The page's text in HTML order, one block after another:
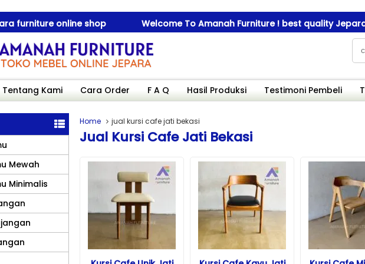
online shop Welcome To Amanah Furniture ! best quality Jepara
online shop Welcome To Amanah Furniture ! best quality Jepara
Tentang Kami Cara Order F A Q Hasil Produksi Testimoni Pembeli
Home jual kursi cafe jati bekasi
Jual Kursi Cafe Jati Bekasi
Mewah
Minimalis